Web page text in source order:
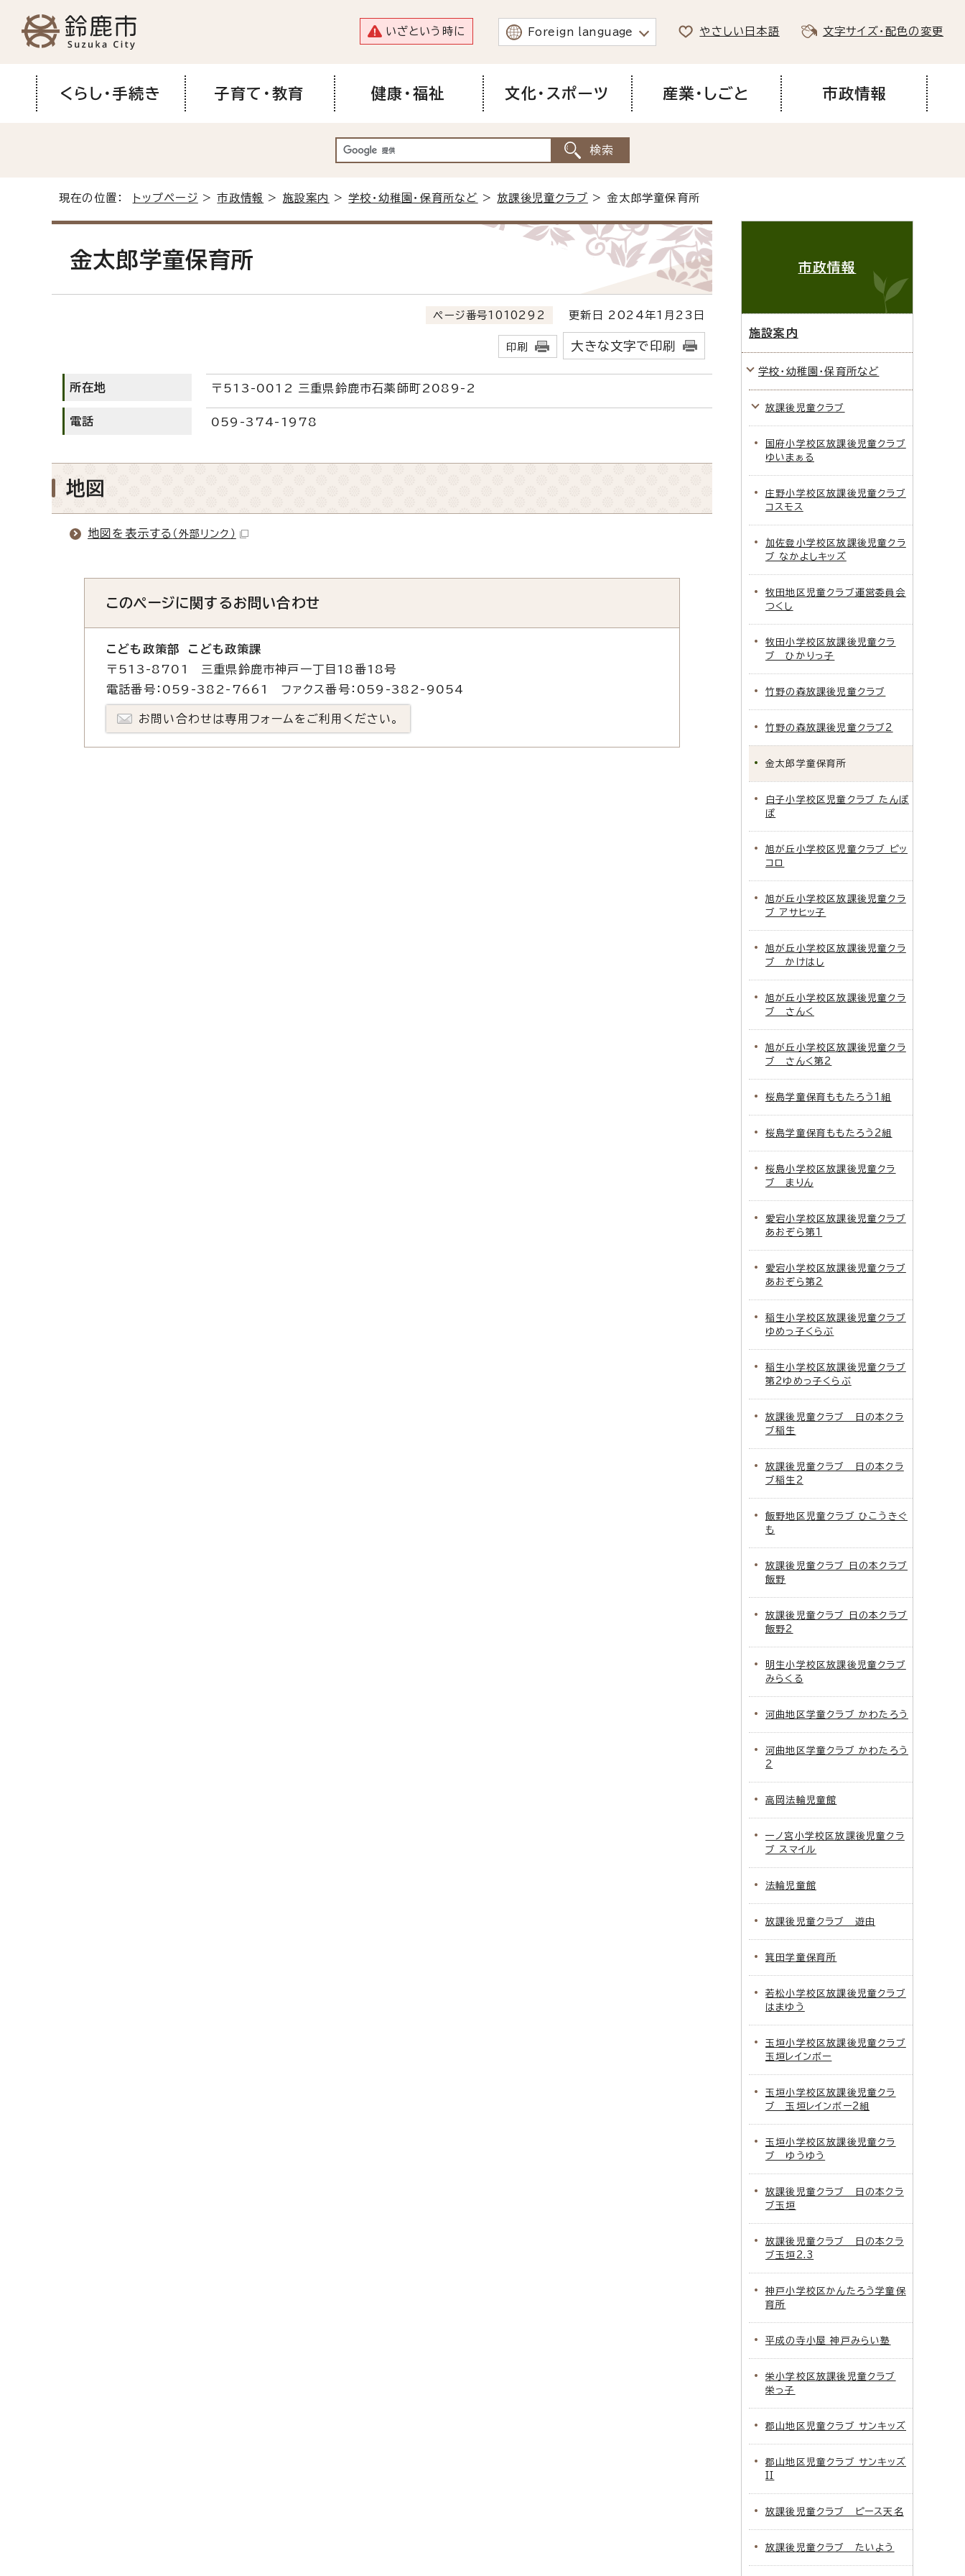
いざという時に Foreign language やさしい日本語 文字サイズ・配色の変更
くらし・手続き 子育て・教育 健康・福祉 文化・スポーツ 産業・しごと 市政情報
現在の位置： トップページ >市政情報 > 施設案内 >学校・幼稚園・保育所など >放課後児童クラブ > 金太郎学童保育所
金太郎学童保育所
ページ番号1010292 更新日 2024年1月23日
印刷 大きな文字で印刷
所在地 〒513-0012 三重県鈴鹿市石薬師町2089-2
電話 059-374-1978
地図
地図を表示する （外部リンク）
このページに関するお問い合わせ
こども政策部 こども政策課
〒513-8701 三重県鈴鹿市神戸一丁目18番18号
電話番号：059-382-7661 ファクス番号：059-382-9054
お問い合わせは専用フォームをご利用ください。
市政情報
施設案内
学校・幼稚園・保育所など
放課後児童クラブ
国府小学校区放課後児童クラブ
ゆいまぁる
庄野小学校区放課後児童クラブ
コスモス
加佐登小学校区放課後児童クラ
ブ なかよしキッズ
牧田地区児童クラブ運営委員会
つくし
牧田小学校区放課後児童クラ
ブ ひかりっ子
竹野の森放課後児童クラブ
竹野の森放課後児童クラブ2
金太郎学童保育所
白子小学校区児童クラブ たんぽ
ぽ
旭が丘小学校区児童クラブ ピッ
コロ
旭が丘小学校区放課後児童クラ
ブ アサヒッ子
旭が丘小学校区放課後児童クラ
ブ かけはし
旭が丘小学校区放課後児童クラ
ブ さんく
旭が丘小学校区放課後児童クラ
ブ さんく第2
桜島学童保育ももたろう1組
桜島学童保育ももたろう2組
桜島小学校区放課後児童クラ
ブ まりん
愛宕小学校区放課後児童クラブ
あおぞら第1
愛宕小学校区放課後児童クラブ
あおぞら第2
稲生小学校区放課後児童クラブ
ゆめっ子くらぶ
稲生小学校区放課後児童クラブ
第2ゆめっ子くらぶ
放課後児童クラブ 日の本クラ
ブ稲生
放課後児童クラブ 日の本クラ
ブ稲生2
飯野地区児童クラブ ひこうきぐ
も
放課後児童クラブ 日の本クラブ
飯野
放課後児童クラブ 日の本クラブ
飯野2
明生小学校区放課後児童クラブ
みらくる
河曲地区学童クラブ かわたろう
河曲地区学童クラブ かわたろう
2
高岡法輪児童館
一ノ宮小学校区放課後児童クラ
ブ スマイル
法輪児童館
放課後児童クラブ 遊由
箕田学童保育所
若松小学校区放課後児童クラブ
はまゆう
玉垣小学校区放課後児童クラブ
玉垣レインボー
玉垣小学校区放課後児童クラ
ブ 玉垣レインボー2組
玉垣小学校区放課後児童クラ
ブ ゆうゆう
放課後児童クラブ 日の本クラ
ブ玉垣
放課後児童クラブ 日の本クラ
ブ玉垣2.3
神戸小学校区かんたろう学童保
育所
平成の寺小屋 神戸みらい塾
栄小学校区放課後児童クラブ
栄っ子
郡山地区児童クラブ サンキッズ
郡山地区児童クラブ サンキッズ
放課後児童クラブ ピース天名
放課後児童クラブ たいよう